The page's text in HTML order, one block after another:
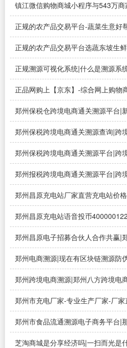
镇江微信购物商城小程序与543万
免费试用|微信公众号商城哪个可以
免费！
正规的农产品交易平台-蔬菜生意好
试用】|国内有哪些知名的农产品交
正规的农产品交易平台选蔬东坡生
龙头..|蔬东坡是做什么的?
正规溯源可视化系统|什么是溯源系
源系统
正品网购上【京东】-综合网上购物
有什么购物网站
郑州保税仓跨境电商通关溯源平台|
是正品吗——可视化溯源电商
郑州保税跨境电商通关溯源查询|跨
通关的主要模式——可视化溯源电商
郑州保税跨境电商通关溯源平台|跨
些——溯源系统
郑州报税跨境电商通关溯源平台|跨
下通关单是哪个环节出——溯源系统
郑州昌原充电站厂家直营充电站价
电站|郑州谁做电动车充电站？
郑州昌原充电站语音投币
站|投币式电瓶车充电站怎么用啊，
细说明，急求
郑州昌原电子招募合伙人合作共赢|
合伙人，收取加盟费是骗人的吗？
郑州电商溯源|现在有区块链溯源防
——溯源系统
郑州跨境电商溯源|郑州八方跨境电
怎么样？——溯源系统
郑州市充电厂家-专业生产厂家-厂家
河南哪里有共享充电宝厂家？
郑州市食品流通溯源电子商务平台|
的主要解决什么问题？
芝淘商城是分享经济吗|一扫而光是